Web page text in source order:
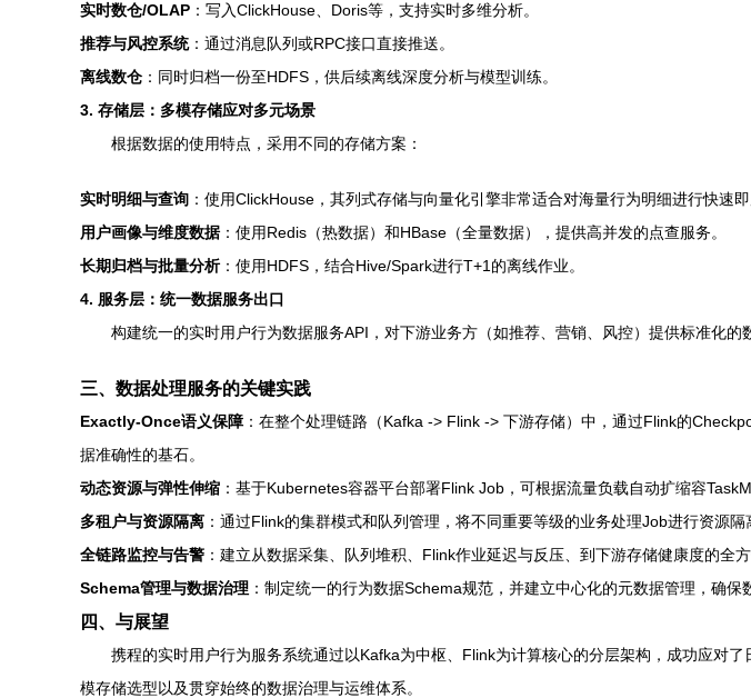
实时数仓/OLAP ：写入ClickHouse、Doris等，支持实时多维分析。
推荐与风控系统：通过消息队列或RPC接口直接推送。
离线数仓 ：同时归档一份至HDFS，供后续离线深度分析与模型训练。
3. 存储层：多模存储应对多元场景
根据数据的使用特点，采用不同的存储方案：
实时明细与查询 ：使用ClickHouse，其列式存储与向量化引擎非常适合对海量行为明细进行快速即
用户画像与维度数据：使用Redis（热数据）和HBase（全量数据），提供高并发的点查服务。
长期归档与批量分析：使用HDFS，结合Hive/Spark进行T+1的离线作业。
4. 服务层：统一数据服务出口
构建统一的实时用户行为数据服务API，对下游业务方（如推荐、营销、风控）提供标准化的
三、数据处理服务的关键实践
Exactly-Once语义保障 ：在整个处理链路（Kafka -> Flink -> 下游存储）中，通过Flink的
据准确性的基石。
动态资源与弹性伸缩 ：基于Kubernetes容器平台部署Flink Job，可根据流量负载自动扩缩容
多租户与资源隔离 ：通过Flink的集群模式和队列管理，将不同重要等级的业务处理Job进行资源隔
全链路监控与告警 ：建立从数据采集、队列堆积、Flink作业延迟与反压、到下游存储健康度的全
Schema管理与数据治理 ：制定统一的行为数据Schema规范，并建立中心化的元数据管理，确保
四、与展望
携程的实时用户行为服务系统通过以Kafka为中枢、Flink为计算核心的分层架构，成功应对
模存储选型以及贯穿始终的数据治理与运维体系。